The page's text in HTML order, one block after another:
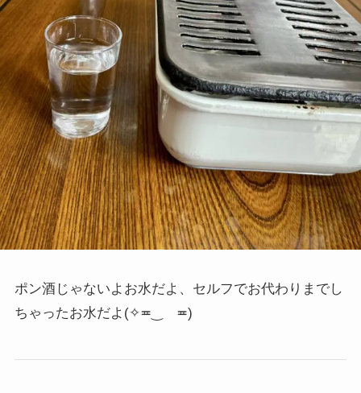
ポン酒じゃないよお水だよ、セルフでお代わりまでし
ちゃったお水だよ (✧≖‿ゝ≖)